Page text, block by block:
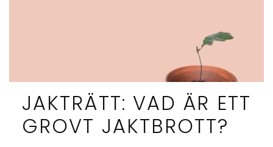
JAKTRÄTT: VAD ÄR ETT
GROVT JAKTBROTT?